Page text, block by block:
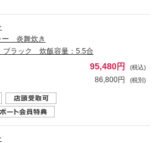
ー 炎舞炊き
ラック 炊飯容量：5.5合
95,480円 (税込)
86,800円 (税別)